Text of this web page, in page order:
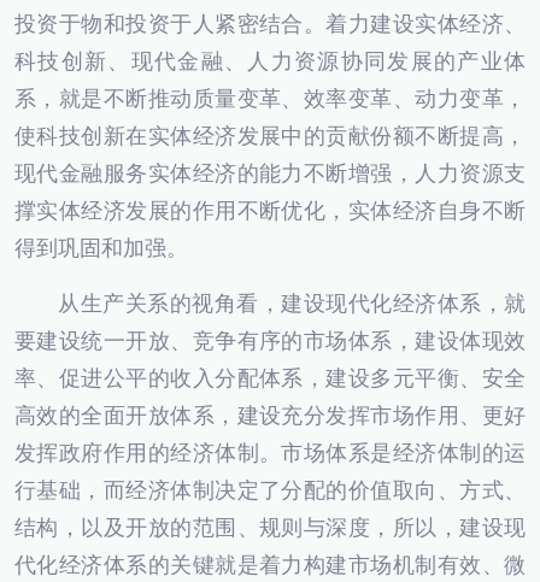
投资于物和投资于人紧密结合。着力建设实体经济、
科技创新、现代金融、人力资源协同发展的产业体
系，就是不断推动质量变革、效率变革、动力变革，
使科技创新在实体经济发展中的贡献份额不断提高，
现代金融服务实体经济的能力不断增强，人力资源支
撑实体经济发展的作用不断优化，实体经济自身不断
得到巩固和加强。
从生产关系的视角看，建设现代化经济体系，就
要建设统一开放、竞争有序的市场体系，建设体现效
率、促进公平的收入分配体系，建设多元平衡、安全
高效的全面开放体系，建设充分发挥市场作用、更好
发挥政府作用的经济体制。市场体系是经济体制的运
行基础，而经济体制决定了分配的价值取向、方式、
结构，以及开放的范围、规则与深度，所以，建设现
代化经济体系的关键就是着力构建市场机制有效、微